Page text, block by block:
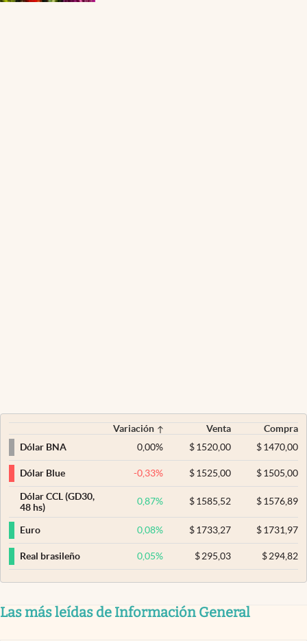
Variación Venta
Compra
Dólar BNA
0,00% $ 1520,00 $1470,00
Dólar Blue -0,33% $ 1525,00 $1505,00
Dólar CCL (GD30,
48 hs)
0,87% $ 1585,52 $1576,89
Euro 0,08% $ 1733,27 $1731,97
Real brasileño 0,05% $ 295,03 $294,82
Las más leídas de Información General